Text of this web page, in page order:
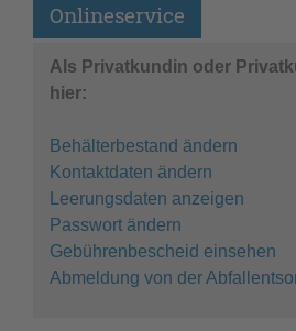
Onlineservice
Als Privatkundin oder
hier:
Behälterbestand ändern
Kontaktdaten ändern
Leerungsdaten anzeigen
Passwort ändern
Gebührenbescheid einsehen
Abmeldung von der